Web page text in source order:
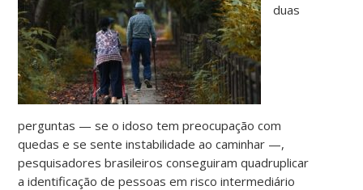
duas
perguntas — se o idoso tem preocupação com
quedas e se sente instabilidade ao caminhar —,
pesquisadores brasileiros conseguiram quadruplicar
a identificação de pessoas em risco intermediário